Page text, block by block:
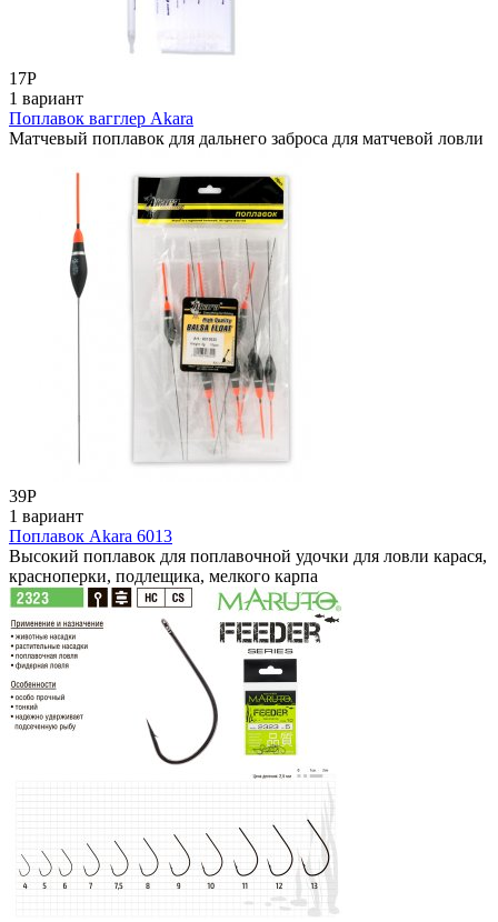
17Р
1 вариант
Поплавок вагглер Akara
Матчевый поплавок для дальнего заброса для матчевой ловли
39Р
1 вариант
Поплавок Akara 6013
Высокий поплавок для поплавочной удочки для ловли карася,
красноперки, подлещика, мелкого карпа